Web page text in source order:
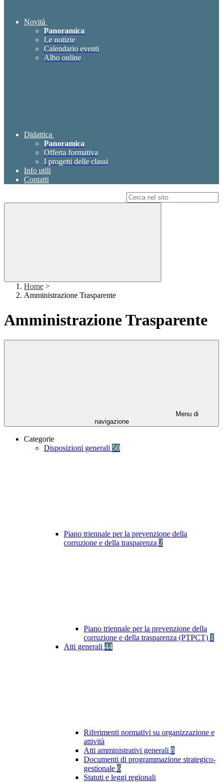
Novità
Panoramica
Le notizie
Calendario eventi
Albo online
Didattica
Panoramica
Offerta formativa
I progetti delle classi
Info utili
Contatti
Home >
Amministrazione Trasparente
Amministrazione Trasparente
Menu di
navigazione
Categorie
Disposizioni generali 50
Piano triennale per la prevenzione della
corruzione e della trasparenza 2
Piano triennale per la prevenzione della
corruzione e della trasparenza (PTPCT) 1
Atti generali 44
Riferimenti normativi su organizzazione e
attività
Atti amministrativi generali 8
Documenti di programmazione strategico-
gestionale 6
Statuti e leggi regionali